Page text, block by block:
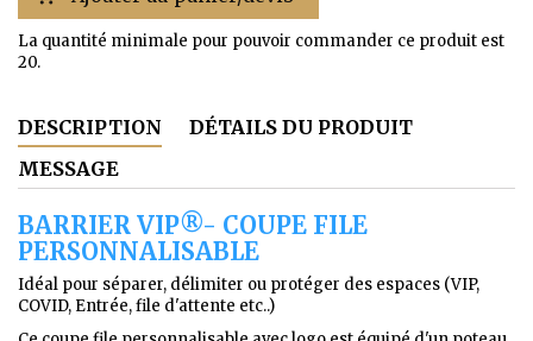
La quantité minimale pour pouvoir commander ce produit est
20.
DESCRIPTION
DÉTAILS DU PRODUIT
MESSAGE
BARRIER VIP®- COUPE FILE
PERSONNALISABLE
Idéal pour séparer, délimiter ou protéger des espaces (VIP,
COVID, Entrée, file d'attente etc..)